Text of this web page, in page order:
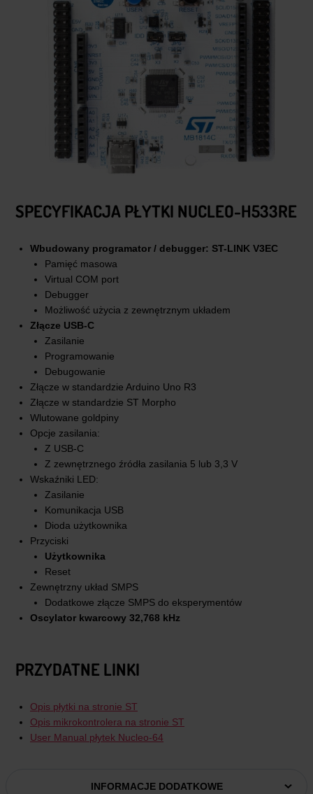
SPECYFIKACJA PŁYTKI NUCLEO-H533RE
Wbudowany programator / debugger: ST-LINK V3EC
Pamięć masowa
Virtual COM port
Debugger
Możliwość użycia z zewnętrznym układem
Złącze USB-C
Zasilanie
Programowanie
Debugowanie
Złącze w standardzie Arduino Uno R3
Złącze w standardzie ST Morpho
Wlutowane goldpiny
Opcje zasilania:
Z USB-C
Z zewnętrznego źródła zasilania 5 lub 3,3 V
Wskaźniki LED:
Zasilanie
Komunikacja USB
Dioda użytkownika
Przyciski
Użytkownika
Reset
Zewnętrzny układ SMPS
Dodatkowe złącze SMPS do eksperymentów
Oscylator kwarcowy 32,768 kHz
PRZYDATNE LINKI
Opis płytki na stronie ST
Opis mikrokontrolera na stronie ST
User Manual płytek Nucleo-64
INFORMACJE DODATKOWE